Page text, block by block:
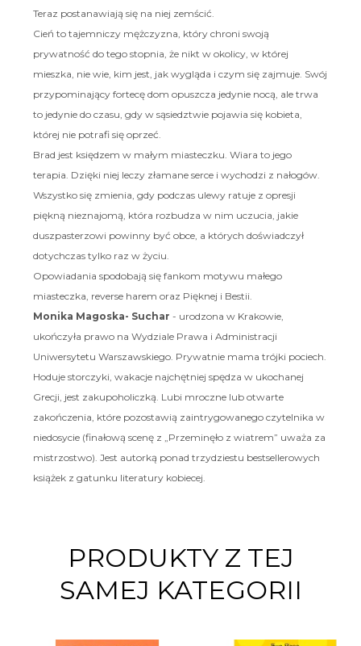
Teraz postanawiają się na niej zemścić.
Cień to tajemniczy mężczyzna, który chroni swoją
prywatność do tego stopnia, że nikt w okolicy, w której
mieszka, nie wie, kim jest, jak wygląda i czym się zajmuje. Swój
przypominający fortecę dom opuszcza jedynie nocą, ale trwa
to jedynie do czasu, gdy w sąsiedztwie pojawia się kobieta,
której nie potrafi się oprzeć.
Brad jest księdzem w małym miasteczku. Wiara to jego
terapia. Dzięki niej leczy złamane serce i wychodzi z nałogów.
Wszystko się zmienia, gdy podczas ulewy ratuje z opresji
piękną nieznajomą, która rozbudza w nim uczucia, jakie
duszpasterzowi powinny być obce, a których doświadczył
dotychczas tylko raz w życiu.
Opowiadania spodobają się fankom motywu małego
miasteczka, reverse harem oraz Pięknej i Bestii
Monika Magoska- Suchar - urodzona w Krakowie,
ukończyła prawo na Wydziale Prawa i Administracji
Uniwersytetu Warszawskiego. Prywatnie mama trójki pociech.
Hoduje storczyki, wakacje najchętniej spędza w ukochanej
Grecji, jest zakupoholiczką. Lubi mroczne lub otwarte
zakończenia, które pozostawią zaintrygowanego czytelnika w
niedosycie (finałową scenę z „Przeminęło z wiatrem” uważa za
mistrzostwo). Jest autorką ponad trzydziestu bestsellerowych
książek z gatunku literatury kobiecej.
PRODUKTY Z TEJ
SAMEJ KATEGORII